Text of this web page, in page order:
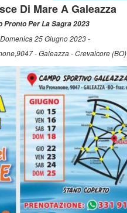
Di Mare A Galeazza
Pronto Per La Sagra 2023
25 Giugno 2023 -
- Galeazza - Crevalcore (BO)